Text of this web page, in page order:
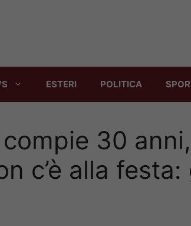
ESTERI POLITICA
30
c’è alla festa: